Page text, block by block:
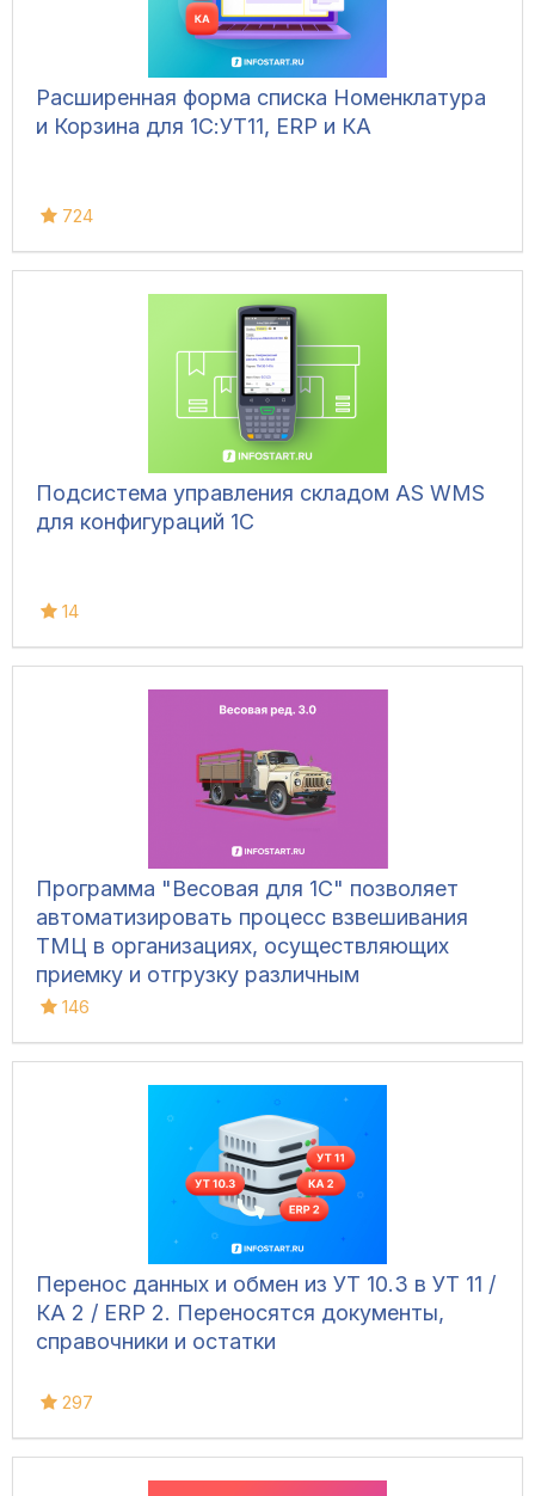
Расширенная форма списка Номенклатура
и Корзина для 1С:УТ11, ERP и КА
724
Подсистема управления складом AS WMS
для конфигураций 1С
14
Программа "Весовая для 1С" позволяет
автоматизировать процесс взвешивания
ТМЦ в организациях, осуществляющих
приемку и отгрузку различным
транспортом, для ведения складского
Конфигурация позволяет фиксировать вес
вручную, напрямую с весов, а также
управлять дополнительным
оборудованием и контролировать
движение транспорта.
146
Перенос данных и обмен из УТ 10.3 в УТ 11 /
КА 2 / ERP 2. Переносятся документы,
справочники и остатки
297